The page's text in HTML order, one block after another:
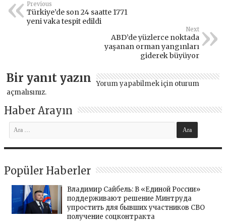
Previous
Türkiye’de son 24 saatte 1771
yeni vaka tespit edildi
Next
ABD’de yüzlerce noktada
yaşanan orman yangınları
giderek büyüyor
Bir yanıt yazın Yorum yapabilmek için oturum
açmalısınız.
Haber Arayın
Popüler Haberler
Владимир Сайбель: В «Единой России»
поддерживают решение Минтруда
упростить для бывших участников СВО
получение соцконтракта